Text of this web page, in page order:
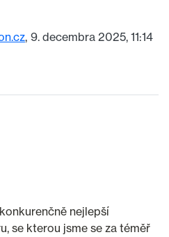
9. decembra 2025, 11:14
nejlepší
se kterou jsme se za téměř